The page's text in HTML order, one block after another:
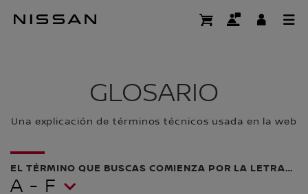
GLOSARIO
GLOSARIO
Una explicación de términos técnicos usada en la web
EL TÉRMINO QUE BUSCAS COMIENZA POR LA LETRA…
A - F